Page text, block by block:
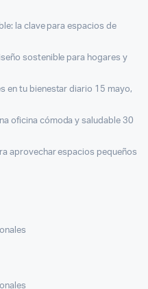
la clave para espacios de
sostenible para hogares y
en tu bienestar diario 15 mayo,
oficina cómoda y saludable 30
aprovechar espacios pequeños